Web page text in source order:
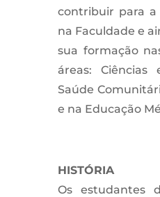
contribuir para a
na Faculdade e
sua formação
áreas: Ciências
Saúde
e na Educação
HISTÓRIA
Os estudantes